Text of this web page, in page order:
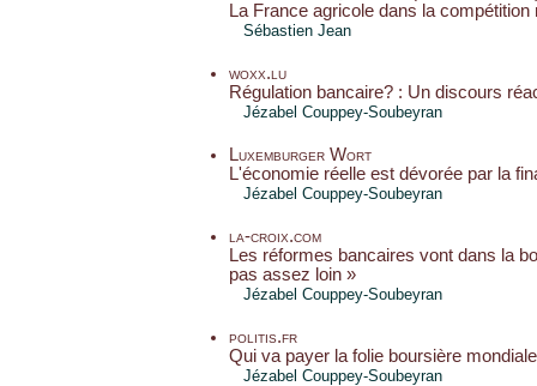
La France agricole dans la compétition
Sébastien Jean
woxx.lu
Régulation bancaire? : Un discours
Jézabel Couppey-Soubeyran
Luxemburger Wort
L'économie réelle est dévorée par la
Jézabel Couppey-Soubeyran
la-croix.com
Les réformes bancaires vont dans la
pas assez loin »
Jézabel Couppey-Soubeyran
politis.fr
Qui va payer la folie boursière
Jézabel Couppey-Soubeyran